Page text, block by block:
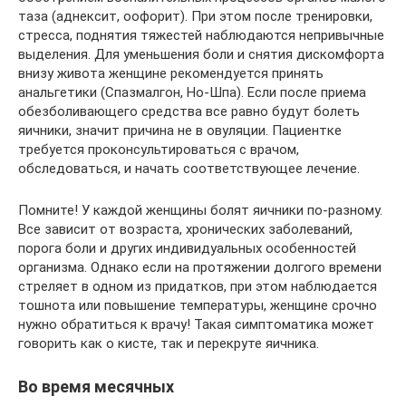
таза (аднексит, оофорит). При этом после тренировки,
стресса, поднятия тяжестей наблюдаются непривычные
выделения. Для уменьшения боли и снятия дискомфорта
внизу живота женщине рекомендуется принять
анальгетики (Спазмалгон, Но-Шпа). Если после приема
обезболивающего средства все равно будут болеть
яичники, значит причина не в овуляции. Пациентке
требуется проконсультироваться с врачом,
обследоваться, и начать соответствующее лечение.
Помните! У каждой женщины болят яичники по-разному.
Все зависит от возраста, хронических заболеваний,
порога боли и других индивидуальных особенностей
организма. Однако если на протяжении долгого времени
стреляет в одном из придатков, при этом наблюдается
тошнота или повышение температуры, женщине срочно
нужно обратиться к врачу! Такая симптоматика может
говорить как о кисте, так и перекруте яичника.
Во время месячных